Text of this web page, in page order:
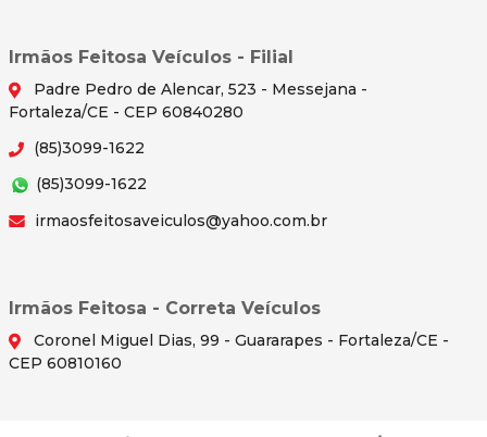
Irmãos Feitosa Veículos - Filial
Padre Pedro de Alencar, 523 - Messejana -
Fortaleza/CE - CEP 60840280
(85)3099-1622
(85)3099-1622
irmaosfeitosaveiculos@yahoo.com.br
Irmãos Feitosa - Correta Veículos
Coronel Miguel Dias, 99 - Guararapes - Fortaleza/CE -
CEP 60810160